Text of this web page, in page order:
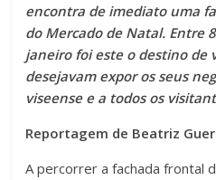
encontra de imediato uma
do Mercado de Natal. Entre
janeiro foi este o destino de
desejavam expor os seus
viseense e a todos os
Reportagem de Beatriz
A percorrer a fachada frontal